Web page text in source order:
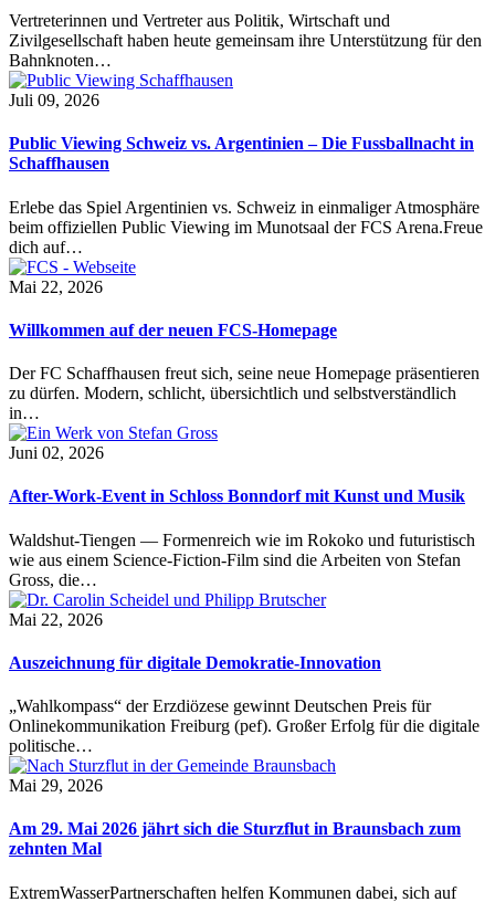
Vertreterinnen und Vertreter aus Politik, Wirtschaft und
Zivilgesellschaft haben heute gemeinsam ihre Unterstützung für den
Bahnknoten…
Juli 09, 2026
Public Viewing Schweiz vs. Argentinien – Die Fussballnacht in
Schaffhausen
Erlebe das Spiel Argentinien vs. Schweiz in einmaliger Atmosphäre
beim offiziellen Public Viewing im Munotsaal der FCS Arena.Freue
dich auf…
Mai 22, 2026
Willkommen auf der neuen FCS-Homepage
Der FC Schaffhausen freut sich, seine neue Homepage präsentieren
zu dürfen. Modern, schlicht, übersichtlich und selbstverständlich
in…
Juni 02, 2026
After-Work-Event in Schloss Bonndorf mit Kunst und Musik
Waldshut-Tiengen — Formenreich wie im Rokoko und futuristisch
wie aus einem Science-Fiction-Film sind die Arbeiten von Stefan
Gross, die…
Mai 22, 2026
Auszeichnung für digitale Demokratie-Innovation
„Wahlkompass“ der Erzdiözese gewinnt Deutschen Preis für
Onlinekommunikation Freiburg (pef). Großer Erfolg für die digitale
politische…
Mai 29, 2026
Am 29. Mai 2026 jährt sich die Sturzflut in Braunsbach zum
zehnten Mal
ExtremWasserPartnerschaften helfen Kommunen dabei, sich auf